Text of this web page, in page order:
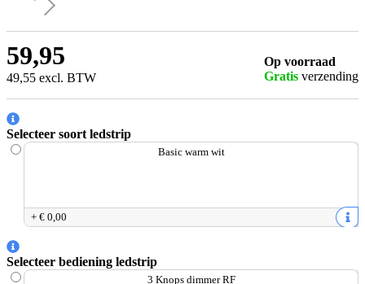
Selecteer soort ledstrip
Basic warm wit
+ € 0,00
Selecteer bediening ledstrip
3 Knops dimmer RF
59,95
49,55 excl. BTW
Op voorraad
Gratis verzending